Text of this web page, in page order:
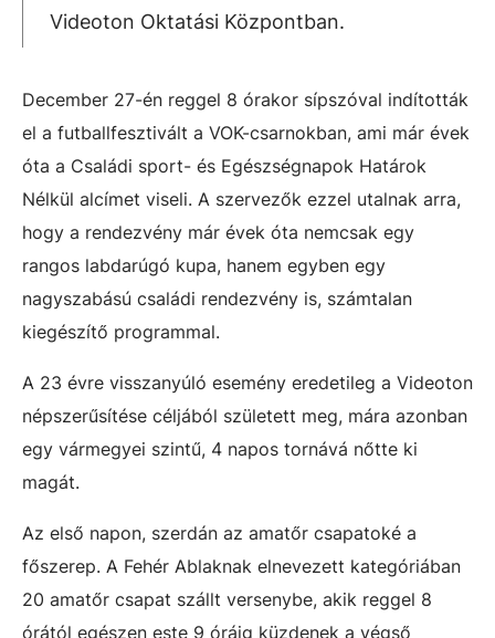
Videoton Oktatási Központban.
December 27-én reggel 8 órakor sípszóval indították
el a futballfesztivált a VOK-csarnokban, ami már évek
óta a Családi sport- és Egészségnapok Határok
Nélkül alcímet viseli. A szervezők ezzel utalnak arra,
hogy a rendezvény már évek óta nemcsak egy
rangos labdarúgó kupa, hanem egyben egy
nagyszabású családi rendezvény is, számtalan
kiegészítő programmal.
A 23 évre visszanyúló esemény eredetileg a Videoton
népszerűsítése céljából született meg, mára azonban
egy vármegyei szintű, 4 napos tornává nőtte ki
magát.
Az első napon, szerdán az amatőr csapatoké a
főszerep. A Fehér Ablaknak elnevezett kategóriában
20 amatőr csapat szállt versenybe, akik reggel 8
órától egészen este 9 óráig küzdenek a végső